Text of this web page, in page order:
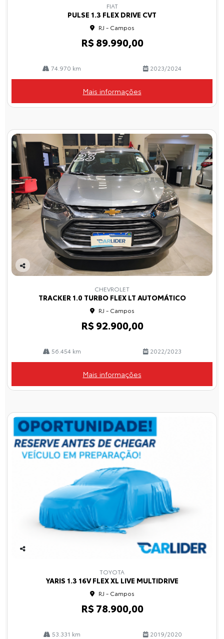
FIAT
PULSE 1.3 FLEX DRIVE CVT
RJ - Campos
R$ 89.990,00
74.970 km 2023/2024
Mais informações
Co
CHEVROLET
TRACKER 1.0 TURBO FLEX LT AUTOMÁTICO
RJ - Campos
R$ 92.900,00
56.454 km 2022/2023
Mais informações
TOYOTA
YARIS 1.3 16V FLEX XL LIVE MULTIDRIVE
RJ - Campos
R$ 78.900,00
53.331 km 2019/2020